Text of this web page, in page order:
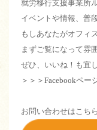
就労移行支援事業所
イベントや情報、普
もしあなたがオフィ
まずご覧になって雰
ぜひ、いいね！も宜
＞＞＞Facebookペー
お問い合わせはこち